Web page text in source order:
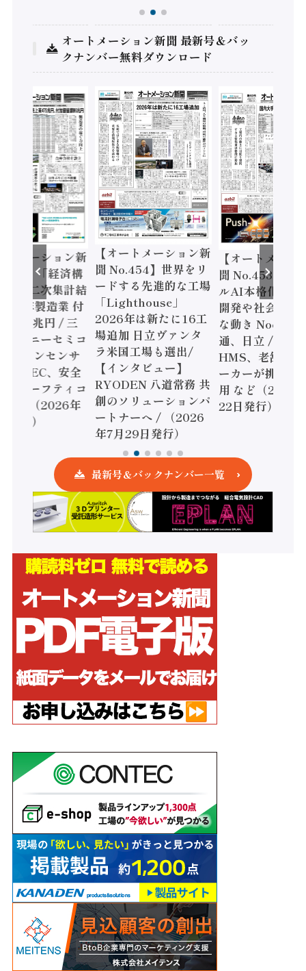
オートメーション新聞 最新号＆バッ
クナンバー無料ダウンロード
トメーション新
】世界をリ
る先進的な工場
」
は新たに16工
日立ヴァンタ
工場も選出/
タビュー】
八道常務 共
リューションパ
ーへ / （2026
【オートメーション新
聞 No.453】フィジカ
ルAI本格化へ 国産AI
開発や社会実装に活発
な動き Noetra、富士
通、日立 / 兵神装備 ×
HMS、老舗ポンプメ
ーカーが挑むデータ活
用 など（2026年7月
22日発行）
【オートメーシ
聞 No.452】ロ
ェル「スマート
ファクチャリン
書2026」、日
ピード感に課題
ソニック インダ
リー、モーショ
強化 / オムロン
安全設計支援（
最新号＆バックナンバー一覧